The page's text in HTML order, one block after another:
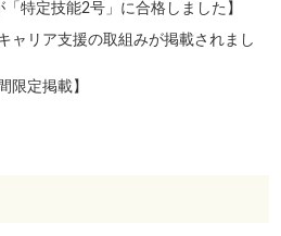
「特定技能2号」に合格しました】
ャリア支援の取組みが掲載されまし
限定掲載】